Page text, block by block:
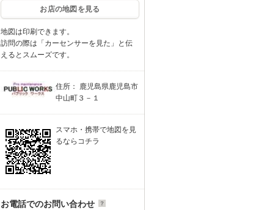
お店の地図を見る
地図は印刷できます。
訪問の際は「カーセンサーを見た」と伝
えるとスムーズです。
住所： 鹿児島県鹿児島市
中山町３－１
スマホ・携帯で地図を見
るならコチラ
お電話でのお問い合わせ